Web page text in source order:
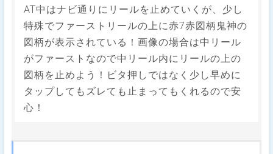
AT中はナビ通りにリールを止めていくが、少し
特殊でファーストリールの上に赤7赤図柄鬼神の
図柄が表示されている！画像の場合は中リール
がファーストなので中リール内にリールの上の
図柄を止めよう！ビタ押しではなく少し早めに
タップしてもズレても止まってもくれるので安
心！